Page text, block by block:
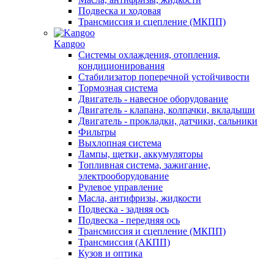
Подвеска и ходовая
Трансмиссия и сцепление (МКПП)
Kangoo
Системы охлаждения, отопления,
кондиционирования
Стабилизатор поперечной устойчивости
Тормозная система
Двигатель - навесное оборудование
Двигатель - клапана, колпачки, вкладыши
Двигатель - прокладки, датчики, сальники
Фильтры
Выхлопная система
Лампы, щетки, аккумуляторы
Топливная система, зажигание,
электрооборудование
Рулевое управление
Масла, антифризы, жидкости
Подвеска - задняя ось
Подвеска - передняя ось
Трансмиссия и сцепление (МКПП)
Трансмиссия (АКПП)
Кузов и оптика